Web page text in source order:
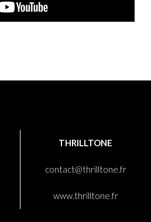
THRILLTONE
contact@thrilltone.fr
www.thrilltone.fr